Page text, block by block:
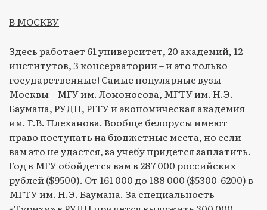
В МОСКВУ
Здесь работает 61 университет, 20 академий, 12
институтов, 3 консерватории – и это только
государственные! Самые популярные вузы
Москвы – МГУ им. Ломоносова, МГТУ им. Н.Э.
Баумана, РУДН, РГГУ и экономическая академия
им. Г.В. Плеханова. Вообще белорусы имеют
право поступать на бюджетные места, но если
вам это не удастся, за учебу придется заплатить.
Год в МГУ обойдется вам в 287 000 российских
рублей ($9500). От 161 000 до 188 000 ($5300-6200) в
МГТУ им. Н.Э. Баумана. За специальность